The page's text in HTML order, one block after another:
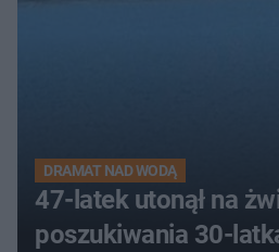
DRAMAT NAD WODĄ
47-latek utonął na
poszukiwania 30-